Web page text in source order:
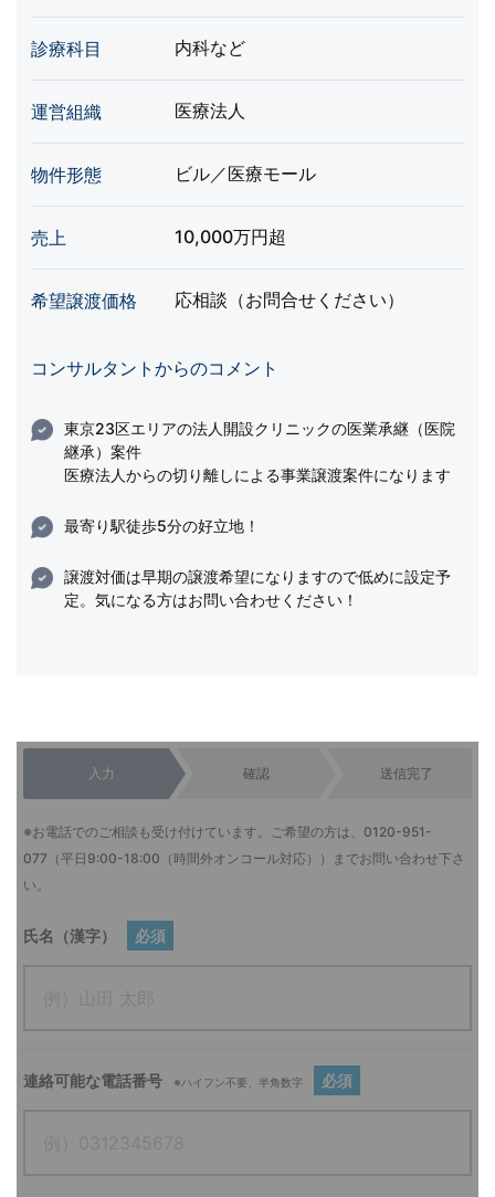
診療科目 内科など
運営組織 医療法人
物件形態 ビル／医療モール
売上 10,000万円超
希望譲渡価格 応相談（お問合せください）
コンサルタントからのコメント
東京23区エリアの法人開設クリニックの医業承継（医院
継承）案件
医療法人からの切り離しによる事業譲渡案件になります
最寄り駅徒歩5分の好立地！
譲渡対価は早期の譲渡希望になりますので低めに設定予
定。気になる方はお問い合わせください！
入力 確認 送信完了
※お電話でのご相談も受け付けています。ご希望の方は、 0120-951-
077 （平日9:00-18:00（時間外オンコール対応））までお問い合わせ下さ
い。
氏名（漢字） 必須
連絡可能な電話番号 ※ハイフン不要、半角数字 必須